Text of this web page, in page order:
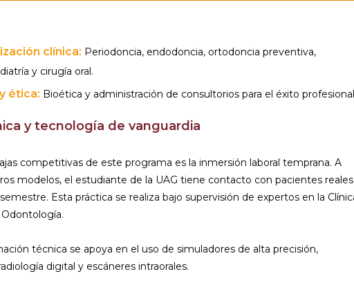
clínica: Periodoncia, endodoncia, ortodoncia preventiva,
y cirugía oral.
ética: Bioética y administración de consultorios para el éxito
y tecnología de vanguardia
competitivas de este programa es la inmersión laboral temprana. A
modelos, el estudiante de la UAG tiene contacto con pacientes reales
Esta práctica se realiza bajo supervisión de expertos en la
técnica se apoya en el uso de simuladores de alta precisión,
digital y escáneres intraorales.